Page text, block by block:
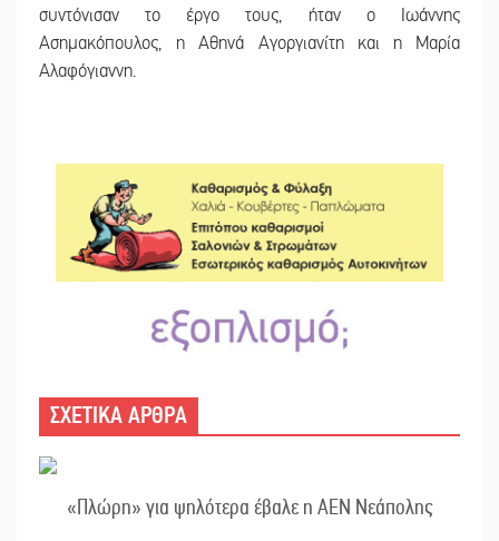
συντόνισαν το έργο τους, ήταν ο Ιωάννης
Ασημακόπουλος, η Αθηνά Αγοργιανίτη και η Μαρία
Αλαφόγιαννη.
ΣΧΕΤΙΚΑ ΑΡΘΡΑ
«Πλώρη» για ψηλότερα έβαλε η ΑΕΝ Νεάπολης